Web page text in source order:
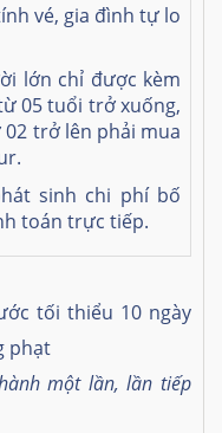
vé, gia đình tự lo
lớn chỉ được kèm
05 tuổi trở xuống,
trở lên phải mua
sinh chi phí bố
toán trực tiếp.
tối thiểu 10 ngày
phạt
một lần, lần tiếp